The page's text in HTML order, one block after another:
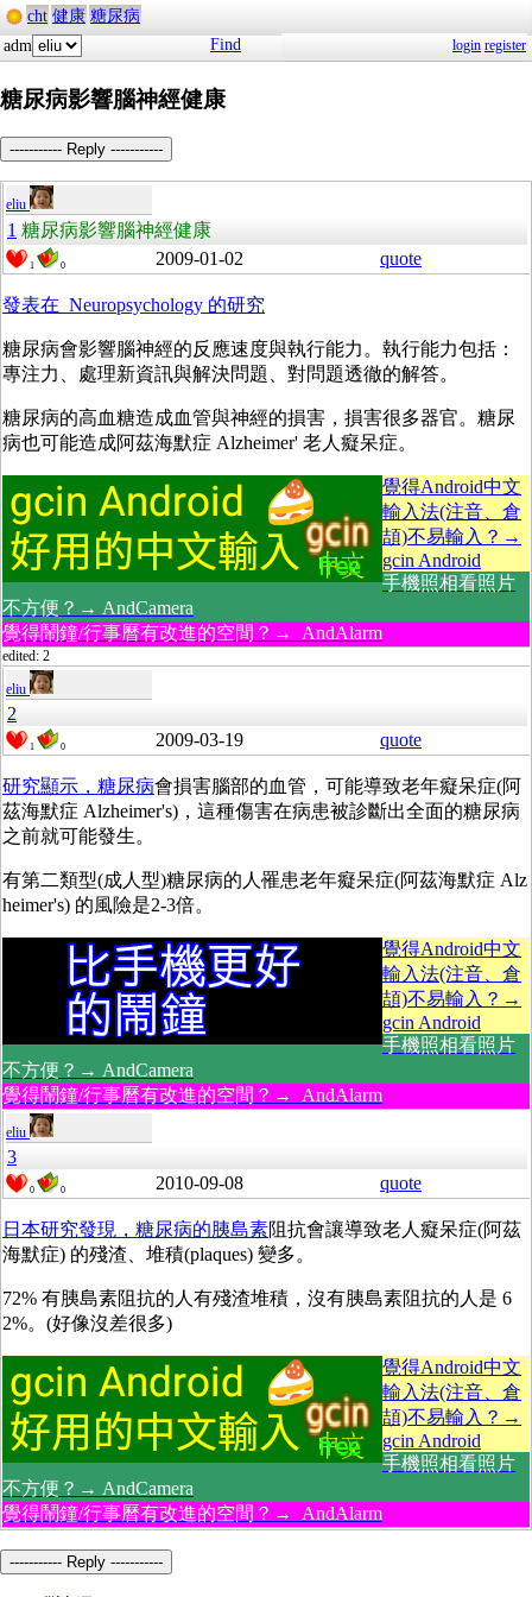
cht 健康 糖尿病
adm
Find login register
糖尿病影響腦神經健康
----------- Reply -----------
eliu
1 糖尿病影響腦神經健康
1 0 2009-01-02 quote
發表在 Neuropsychology 的研究
糖尿病會影響腦神經的反應速度與執行能力。執行能力包括：
專注力、處理新資訊與解決問題、對問題透徹的解答。
糖尿病的高血糖造成血管與神經的損害，損害很多器官。糖尿
病也可能造成阿茲海默症 Alzheimer' 老人癡呆症。
覺得Android中文
輸入法(注音、倉
頡)不易輸入？→
gcin Android
手機照相看照片
不方便？→ AndCamera
覺得鬧鐘/行事曆有改進的空間？→ AndAlarm
edited: 2
eliu
2
1 0 2009-03-19 quote
研究顯示，糖尿病會損害腦部的血管，可能導致老年癡呆症(阿
茲海默症 Alzheimer's)，這種傷害在病患被診斷出全面的糖尿病
之前就可能發生。
有第二類型(成人型)糖尿病的人罹患老年癡呆症(阿茲海默症 Alz
heimer's) 的風險是2-3倍。
覺得Android中文
輸入法(注音、倉
頡)不易輸入？→
gcin Android
手機照相看照片
不方便？→ AndCamera
覺得鬧鐘/行事曆有改進的空間？→ AndAlarm
eliu
3
0 0 2010-09-08 quote
日本研究發現，糖尿病的胰島素阻抗會讓導致老人癡呆症(阿茲
海默症) 的殘渣、堆積(plaques) 變多。
72% 有胰島素阻抗的人有殘渣堆積，沒有胰島素阻抗的人是 6
2%。(好像沒差很多)
覺得Android中文
輸入法(注音、倉
頡)不易輸入？→
gcin Android
手機照相看照片
不方便？→ AndCamera
覺得鬧鐘/行事曆有改進的空間？→ AndAlarm
----------- Reply -----------